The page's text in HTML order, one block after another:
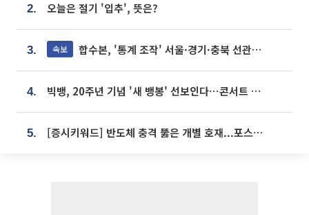
2. 오늘은 절기 '입추', 뜻은?
3. 속보 합수본, '통계 조작' 서울·경기·충북 선관위 등 추가 압수수색
4. 빅뱅, 20주년 기념 '새 뱅봉' 선보인다⋯콘서트 앞두고 팝업 개최
5. [증시키워드] 반도체 충격 뚫은 개별 호재...포스코퓨처엠·에코프로·한화솔루션 '눈길'